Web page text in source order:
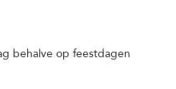
behalve op feestdagen